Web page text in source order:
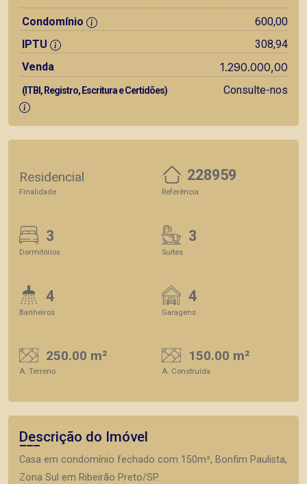
Condomínio
600,00
IPTU
308,94
Venda
1.290.000,00
(ITBI, Registro, Escritura e Certidões) Consulte-nos
Residencial
Finalidade
228959
Referência
3
Dormitórios
3
Suítes
4
Banheiros
4
Garagens
250.00 m²
A. Terreno
150.00 m²
A. Construída
Descrição do Imóvel
Casa em condomínio fechado com 150m², Bonfim Paulista,
Zona Sul em Ribeirão Preto/SP.